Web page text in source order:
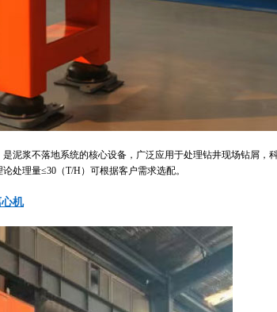
泥浆不落地系统的核心设备，广泛应用于处理钻井现场钻屑，
处理量≤30（T/H）可根据客户需求选配。
机